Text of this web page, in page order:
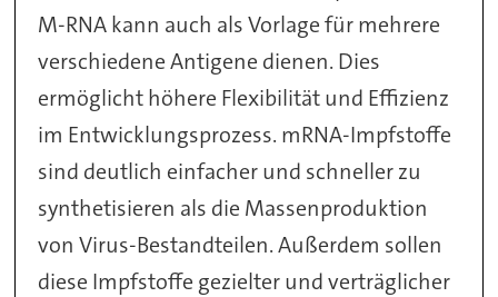
M-RNA kann auch als Vorlage für mehrere
verschiedene Antigene dienen. Dies
ermöglicht höhere Flexibilität und Effizienz
im Entwicklungsprozess. mRNA-Impfstoffe
sind deutlich einfacher und schneller zu
synthetisieren als die Massenproduktion
von Virus-Bestandteilen. Außerdem sollen
diese Impfstoffe gezielter und verträglicher